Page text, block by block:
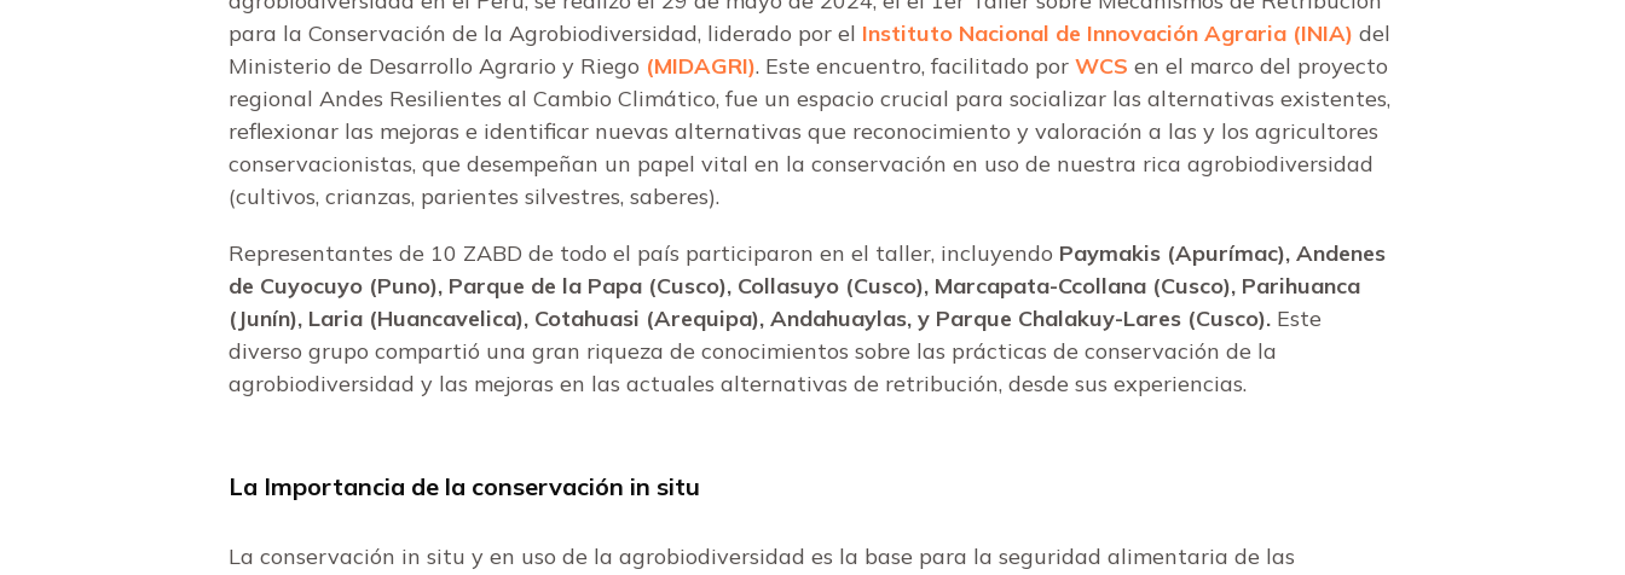
para la Conservación de la Agrobiodiversidad, liderado por el Instituto Nacional de Innovación Agraria (INIA) del
Ministerio de Desarrollo Agrario y Riego (MIDAGRI). Este encuentro, facilitado por WCS en el marco del proyecto
regional Andes Resilientes al Cambio Climático, fue un espacio crucial para socializar las alternativas existentes,
reflexionar las mejoras e identificar nuevas alternativas que reconocimiento y valoración a las y los agricultores
conservacionistas, que desempeñan un papel vital en la conservación en uso de nuestra rica agrobiodiversidad
(cultivos, crianzas, parientes silvestres, saberes).
Representantes de 10 ZABD de todo el país participaron en el taller, incluyendo Paymakis (Apurímac), Andenes
de Cuyocuyo (Puno), Parque de la Papa (Cusco), Collasuyo (Cusco), Marcapata-Ccollana (Cusco), Parihuanca
(Junín), Laria (Huancavelica), Cotahuasi (Arequipa), Andahuaylas, y Parque Chalakuy-Lares (Cusco). Este
diverso grupo compartió una gran riqueza de conocimientos sobre las prácticas de conservación de la
agrobiodiversidad y las mejoras en las actuales alternativas de retribución, desde sus experiencias.
La Importancia de la conservación in situ
La conservación in situ y en uso de la agrobiodiversidad es la base para la seguridad alimentaria de las